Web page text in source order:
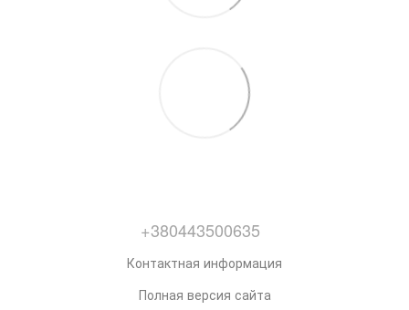
+380443500635
Контактная информация
Полная версия сайта